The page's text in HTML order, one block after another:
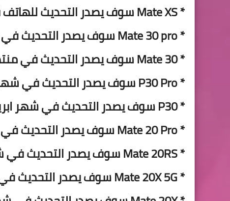
* Mate XS سوف يصدر التحديث للهاتف في منتصف شهر فبراير
* Mate 30 pro سوف يصدر التحديث في منتصف شهر فبراير
* Mate 30 سوف يصدر التحديث في منتصف شهر فبراير
* P30 Pro سوف يصدر التحديث في شهر ابريل 2022
* P30 سوف يصدر التحديث في شهر ابريل 2022
* Mate 20 Pro سوف يصدر التحديث في شهر ابريل 2022
* Mate 20RS سوف يصدر التحديث في شهر ابريل 2022
* Mate 20X 5G سوف يصدر التحديث في شهر ابريل 2022